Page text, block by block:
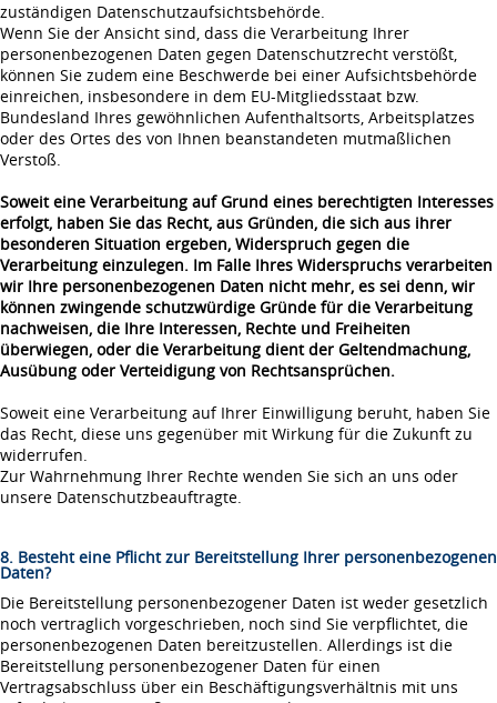
zuständigen Datenschutzaufsichtsbehörde.
Wenn Sie der Ansicht sind, dass die Verarbeitung Ihrer
personenbezogenen Daten gegen Datenschutzrecht verstößt,
können Sie zudem eine Beschwerde bei einer Aufsichtsbehörde
einreichen, insbesondere in dem EU-Mitgliedsstaat bzw.
Bundesland Ihres gewöhnlichen Aufenthaltsorts, Arbeitsplatzes
oder des Ortes des von Ihnen beanstandeten mutmaßlichen
Verstoß.
Soweit eine Verarbeitung auf Grund eines berechtigten Interesses
erfolgt, haben Sie das Recht, aus Gründen, die sich aus ihrer
besonderen Situation ergeben, Widerspruch gegen die
Verarbeitung einzulegen. Im Falle Ihres Widerspruchs verarbeiten
wir Ihre personenbezogenen Daten nicht mehr, es sei denn, wir
können zwingende schutzwürdige Gründe für die Verarbeitung
nachweisen, die Ihre Interessen, Rechte und Freiheiten
überwiegen, oder die Verarbeitung dient der Geltendmachung,
Ausübung oder Verteidigung von Rechtsansprüchen.
Soweit eine Verarbeitung auf Ihrer Einwilligung beruht, haben Sie
das Recht, diese uns gegenüber mit Wirkung für die Zukunft zu
widerrufen.
Zur Wahrnehmung Ihrer Rechte wenden Sie sich an uns oder
unsere Datenschutzbeauftragte.
8. Besteht eine Pflicht zur Bereitstellung Ihrer personenbezogenen
Daten?
Die Bereitstellung personenbezogener Daten ist weder gesetzlich
noch vertraglich vorgeschrieben, noch sind Sie verpflichtet, die
personenbezogenen Daten bereitzustellen. Allerdings ist die
Bereitstellung personenbezogener Daten für einen
Vertragsabschluss über ein Beschäftigungsverhältnis mit uns